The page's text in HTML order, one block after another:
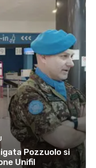
Pozzuolo si
Unifil